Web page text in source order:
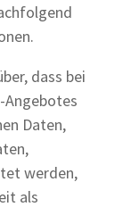
dass bei
Daten,
werden,
als